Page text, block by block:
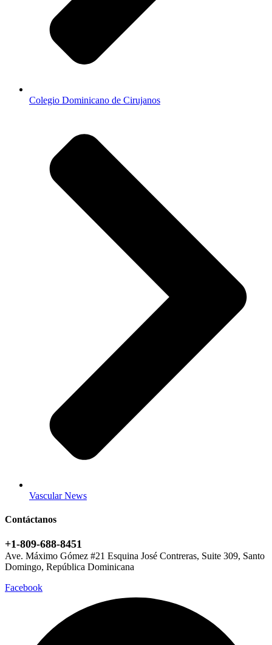
Colegio Dominicano de Cirujanos
Vascular News
Contáctanos
+1-809-688-8451
Ave. Máximo Gómez #21 Esquina José Contreras, Suite 309, Santo
Domingo, República Dominicana
Facebook